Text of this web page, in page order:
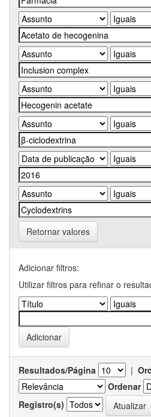
Retornar valores
Adicionar filtros:
Utilizar filtros para refinar o
Resultados/Página |
Ordenar
Registro(s)